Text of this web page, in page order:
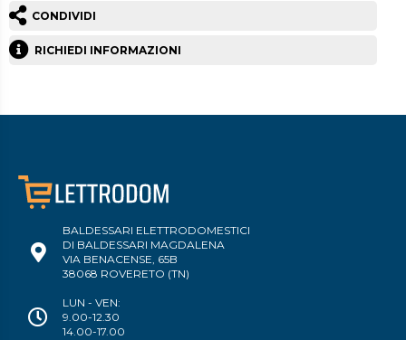
CONDIVIDI
RICHIEDI INFORMAZIONI
BALDESSARI ELETTRODOMESTICI
DI BALDESSARI MAGDALENA
VIA BENACENSE, 65B
38068 ROVERETO (TN)
LUN - VEN:
9.00-12.30
14.00-17.00